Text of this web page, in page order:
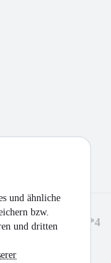
und ähnliche
bzw.
und drittenArocs 4*4